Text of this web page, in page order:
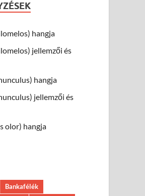
hangja
jellemzői és
hangja
jellemzői és
olor) hangja
Bankafélék